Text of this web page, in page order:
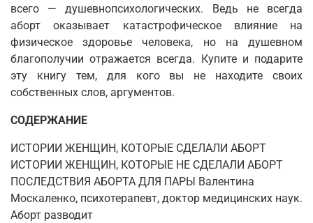
всего — душевнопсихологических. Ведь не всегда
аборт оказывает катастрофическое влияние на
физическое здоровье человека, но на душевном
благополучии отражается всегда. Купите и подарите
эту книгу тем, для кого вы не находите своих
собственных слов, аргументов.
СОДЕРЖАНИЕ
ИСТОРИИ ЖЕНЩИН, КОТОРЫЕ СДЕЛАЛИ АБОРТ
ИСТОРИИ ЖЕНЩИН, КОТОРЫЕ НЕ СДЕЛАЛИ АБОРТ
ПОСЛЕДСТВИЯ АБОРТА ДЛЯ ПАРЫ Валентина
Москаленко, психотерапевт, доктор медицинских наук.
Аборт разводит